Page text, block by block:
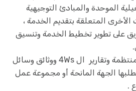
الموحدة والمبادئ التوجيهية
الأخرى المتعلقة بتقديم الخدمة ،
على تطوير تخطيط الخدمة وتنسيق
إعداد التقارير السردية المنتظمة وتقارير ال 4Ws ووثائق وسائل
الجهة المانحة أو مجموعة عمل
.